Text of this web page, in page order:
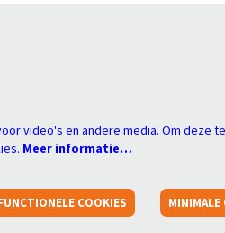
video's en andere media. Om deze
Meer informatie…
COOKIES MINIMALE